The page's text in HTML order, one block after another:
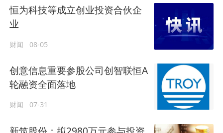
恒为科技等成立创业投资合伙企
业
财闻 08-05
创意信息重要参股公司创智联恒A
轮融资全面落地
财闻 07-31